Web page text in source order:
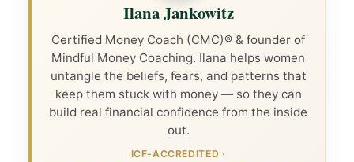
Ilana Jankowitz
Certified Money Coach (CMC)® & founder of
Mindful Money Coaching. Ilana helps women
untangle the beliefs, fears, and patterns that
keep them stuck with money — so they can
build real financial confidence from the inside
out.
ICF-ACCREDITED ·